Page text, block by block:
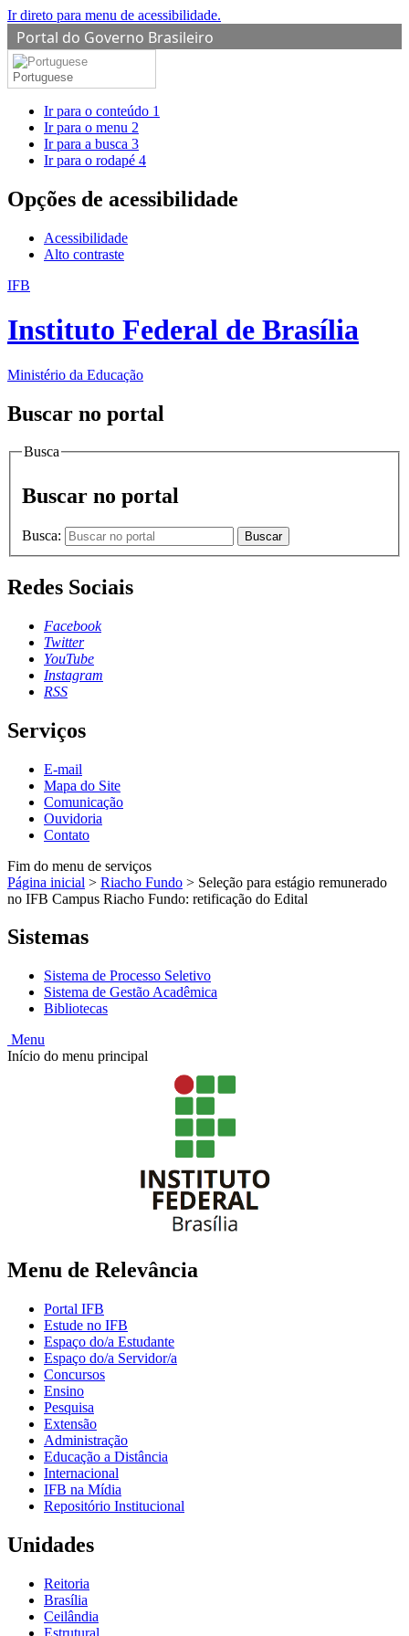
Ir direto para menu de acessibilidade.
Portal do Governo Brasileiro
Portuguese
Ir para o conteúdo 1
Ir para o menu 2
Ir para a busca 3
Ir para o rodapé 4
Opções de acessibilidade
Acessibilidade
Alto contraste
IFB
Instituto Federal de Brasília
Ministério da Educação
Buscar no portal
Busca
Buscar no portal
Busca: Buscar
Redes Sociais
Facebook
Twitter
YouTube
Instagram
RSS
Serviços
E-mail
Mapa do Site
Comunicação
Ouvidoria
Contato
Fim do menu de serviços
Página inicial > Riacho Fundo > Seleção para estágio remunerado
no IFB Campus Riacho Fundo: retificação do Edital
Sistemas
Sistema de Processo Seletivo
Sistema de Gestão Acadêmica
Bibliotecas
Menu
Início do menu principal
Menu de Relevância
Portal IFB
Estude no IFB
Espaço do/a Estudante
Espaço do/a Servidor/a
Concursos
Ensino
Pesquisa
Extensão
Administração
Educação a Distância
Internacional
IFB na Mídia
Repositório Institucional
Unidades
Reitoria
Brasília
Ceilândia
Estrutural